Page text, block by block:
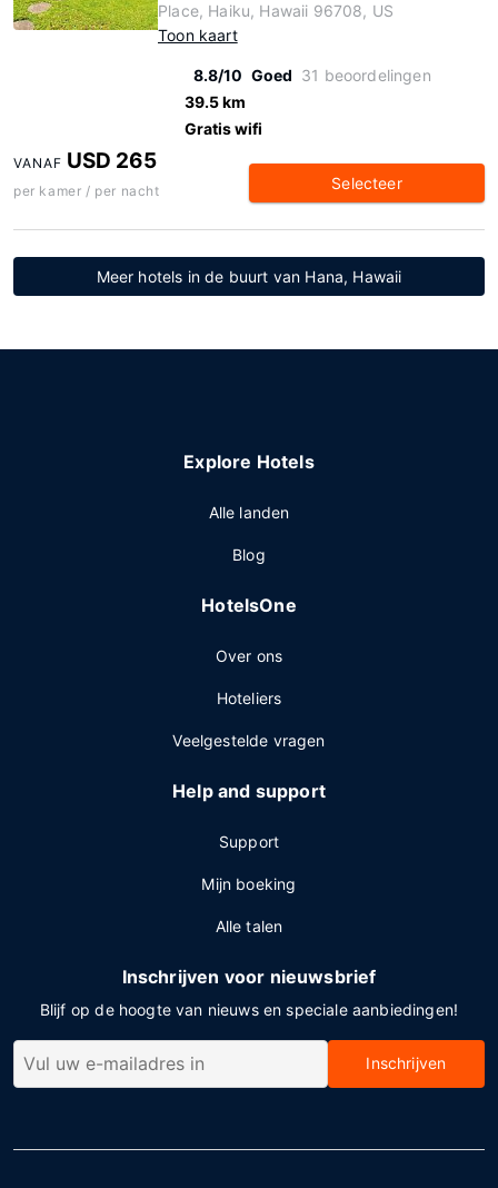
Place, Haiku, Hawaii 96708, US
Toon kaart
8.8/10 Goed 31 beoordelingen
39.5 km
Gratis wifi
VANAF USD 265
per kamer / per nacht Selecteer
Meer hotels in de buurt van Hana, Hawaii
Explore Hotels
Alle landen
Blog
HotelsOne
Over ons
Hoteliers
Veelgestelde vragen
Help and support
Support
Mijn boeking
Alle talen
Inschrijven voor nieuwsbrief
Blijf op de hoogte van nieuws en speciale aanbiedingen!
Inschrijven